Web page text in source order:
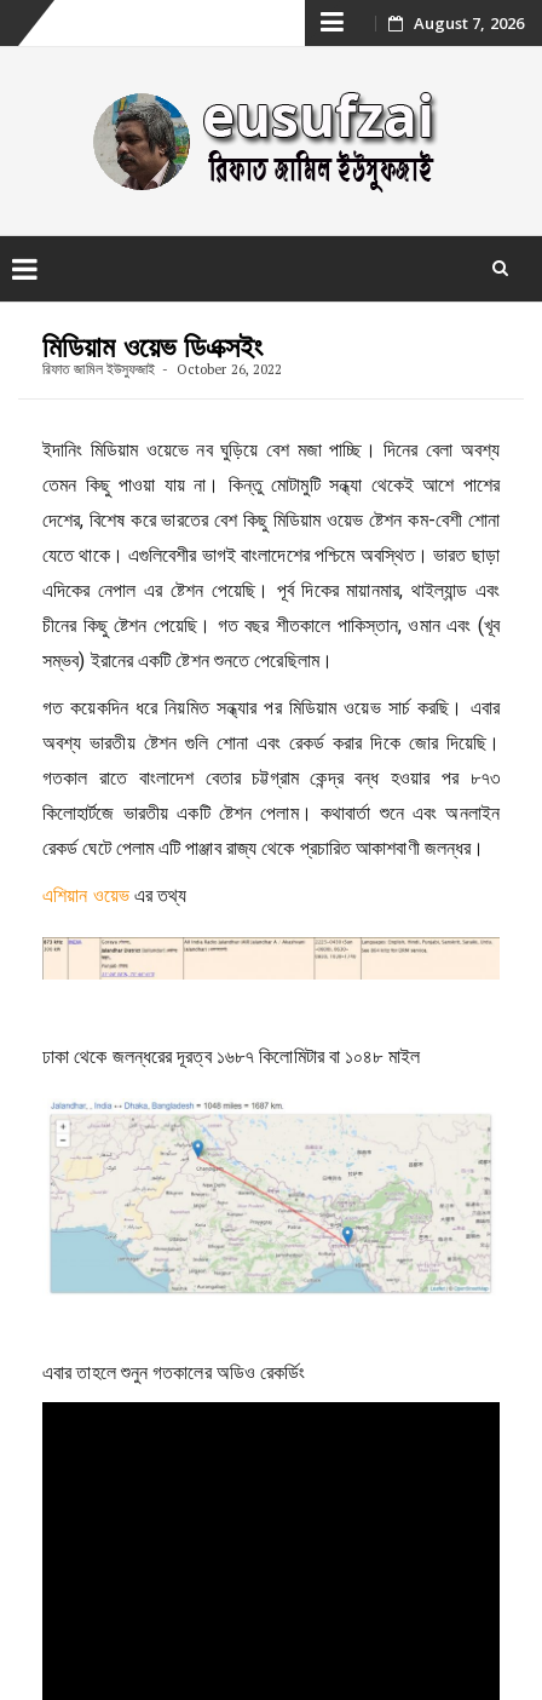
Skip
content
August 7, 2026
content
মিডিয়াম ওয়েভ ডিএক্সইং
রিফাত জামিল ইউসুফজাই October 26, 2022
ইদানিং মিডিয়াম ওয়েভে নব ঘুড়িয়ে বেশ মজা পাচ্ছি। দিনের বেলা অবশ্য
তেমন কিছু পাওয়া যায় না। কিন্তু মোটামুটি সন্ধ্যা থেকেই আশে পাশের
দেশের, বিশেষ করে ভারতের বেশ কিছু মিডিয়াম ওয়েভ ষ্টেশন কম-বেশী শোনা
যেতে থাকে। এগুলিবেশীর ভাগই বাংলাদেশের পশ্চিমে অবস্থিত। ভারত ছাড়া
এদিকের নেপাল এর ষ্টেশন পেয়েছি। পূর্ব দিকের মায়ানমার, থাইল্যান্ড এবং
চীনের কিছু ষ্টেশন পেয়েছি। গত বছর শীতকালে পাকিস্তান, ওমান এবং (খূব
সম্ভব) ইরানের একটি ষ্টেশন শুনতে পেরেছিলাম।
গত কয়েকদিন ধরে নিয়মিত সন্ধ্যার পর মিডিয়াম ওয়েভ সার্চ করছি। এবার
অবশ্য ভারতীয় ষ্টেশন গুলি শোনা এবং রেকর্ড করার দিকে জোর দিয়েছি।
গতকাল রাতে বাংলাদেশ বেতার চট্টগ্রাম কেন্দ্র বন্ধ হওয়ার পর ৮৭৩
কিলোহার্টজে ভারতীয় একটি ষ্টেশন পেলাম। কথাবার্তা শুনে এবং অনলাইন
রেকর্ড ঘেটে পেলাম এটি পাঞ্জাব রাজ্য থেকে প্রচারিত আকাশবাণী জলন্ধর।
এশিয়ান ওয়েভএর তথ্য
ঢাকা থেকে জলন্ধরের দূরত্ব ১৬৮৭ কিলোমিটার বা ১০৪৮ মাইল
এবার তাহলে শুনুন গতকালের অডিও রেকর্ডিং